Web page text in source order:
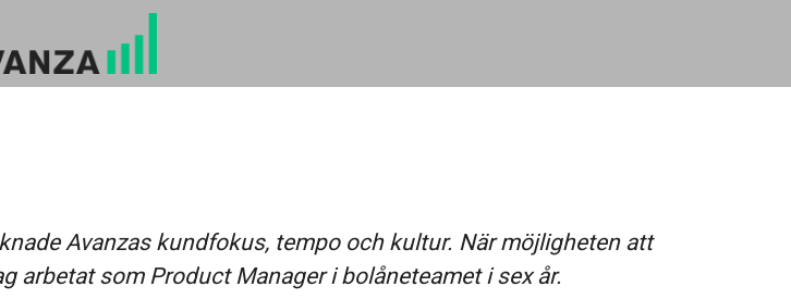
Avanzas kundfokus, tempo och kultur. När möjligheten att
arbetat som Product Manager i bolåneteamet i sex år.